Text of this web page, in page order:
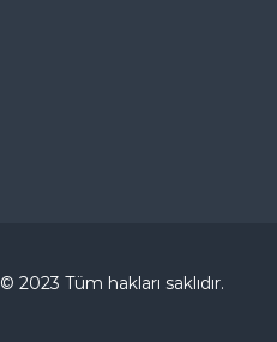
© 2023 Tüm hakları saklıdır.